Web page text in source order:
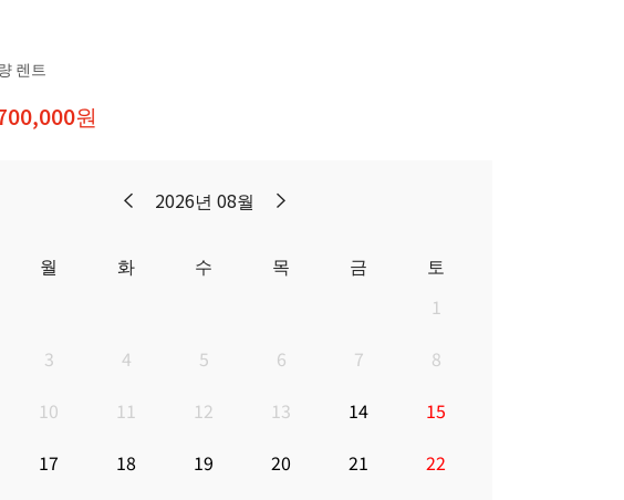
렌트
원
2026년 08월
월 화 수 목 금
토
1
3 4 5 6 7
8
10 11 12 13 14
15
17 18 19 20 21
22